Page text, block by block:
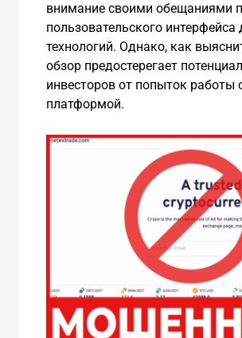
внимание своими обещаниями
пользовательского интерфейса
технологий. Однако, как
обзор предостерегает
инвесторов от попыток работы
платформой.